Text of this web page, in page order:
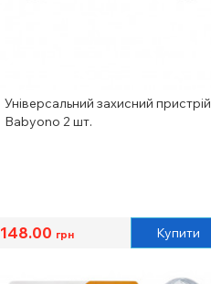
Універсальний захисний пристрій
Babyono 2 шт.
148.00 грн Купити